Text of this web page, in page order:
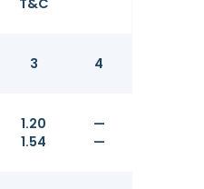
3 4
1.20
1.54
—
—